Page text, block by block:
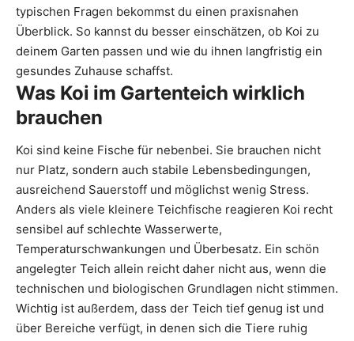
typischen Fragen bekommst du einen praxisnahen
Überblick. So kannst du besser einschätzen, ob Koi zu
deinem Garten passen und wie du ihnen langfristig ein
gesundes Zuhause schaffst.
Was Koi im Gartenteich wirklich
brauchen
Koi sind keine Fische für nebenbei. Sie brauchen nicht
nur Platz, sondern auch stabile Lebensbedingungen,
ausreichend Sauerstoff und möglichst wenig Stress.
Anders als viele kleinere Teichfische reagieren Koi recht
sensibel auf schlechte Wasserwerte,
Temperaturschwankungen und Überbesatz. Ein schön
angelegter Teich allein reicht daher nicht aus, wenn die
technischen und biologischen Grundlagen nicht stimmen.
Wichtig ist außerdem, dass der Teich tief genug ist und
über Bereiche verfügt, in denen sich die Tiere ruhig